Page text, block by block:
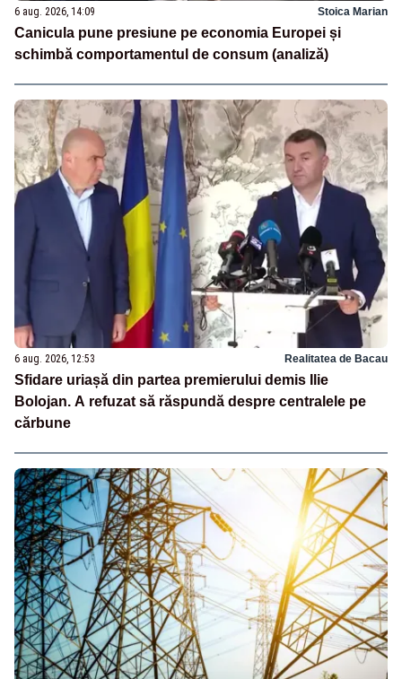
6 aug. 2026, 14:09 Stoica Marian
Canicula pune presiune pe economia Europei și
schimbă comportamentul de consum (analiză)
6 aug. 2026, 12:53 Realitatea de Bacau
Sfidare uriașă din partea premierului demis Ilie
Bolojan. A refuzat să răspundă despre centralele pe
cărbune